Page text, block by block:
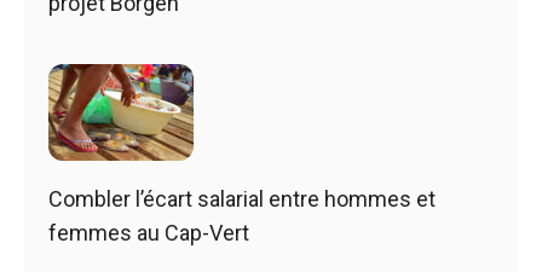
Combler l’écart salarial entre hommes et
femmes au Cap-Vert